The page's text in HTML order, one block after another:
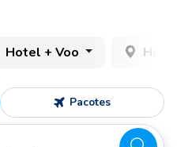
Hotel + Voo
Pacotes